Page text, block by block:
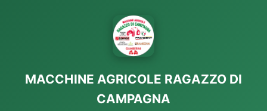
MACCHINE AGRICOLE RAGAZZO DI
CAMPAGNA